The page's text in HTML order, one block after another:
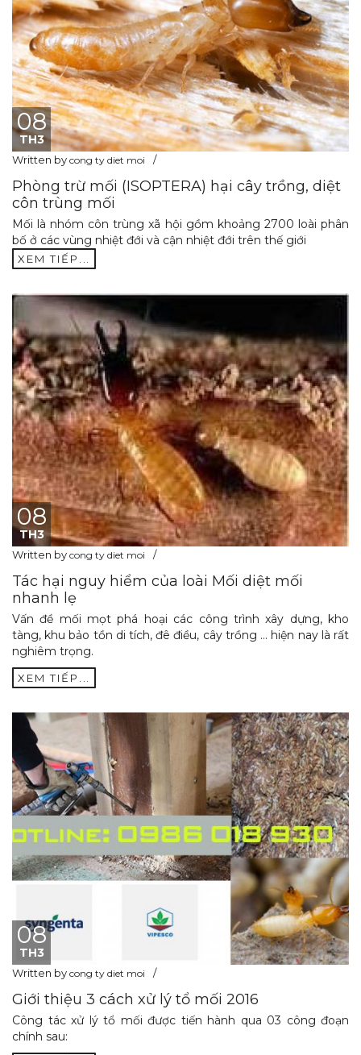
08
TH3
Written by cong ty diet moi
Phòng trừ mối (ISOPTERA) hại cây trồng, diệt
côn trùng mối
Mối là nhóm côn trùng xã hội gồm khoảng 2700 loài phân
bố ở các vùng nhiệt đới và cận nhiệt đới trên thế giới
XEM TIẾP...
08
TH3
Written by cong ty diet moi
Tác hại nguy hiểm của loài Mối diệt mối
nhanh lẹ
Vấn đề mối mọt phá hoại các công trình xây dựng, kho
tàng, khu bảo tồn di tích, đê điều, cây trồng … hiện nay là rất
nghiêm trọng.
XEM TIẾP...
08
TH3
Written by cong ty diet moi
Giới thiệu 3 cách xử lý tổ mối 2016
Công tác xử lý tổ mối được tiến hành qua 03 công đoạn
chính sau: